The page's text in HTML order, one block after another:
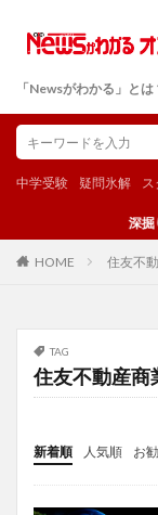
「Newsがわかる」とは
中学受験 疑問氷解
深掘
HOME 住友不
TAG
住友不動産商
新着順 人気順
お